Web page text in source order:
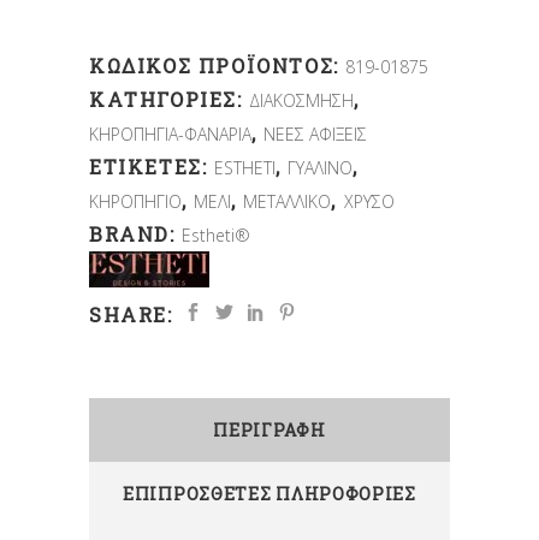
ΚΩΔΙΚΌΣ ΠΡΟΪΌΝΤΟΣ: 819-01875
ΚΑΤΗΓΟΡΊΕΣ: ΔΙΑΚΟΣΜΗΣΗ,
ΚΗΡΟΠΗΓΙΑ-ΦΑΝΑΡΙΑ, ΝΕΕΣ ΑΦΙΞΕΙΣ
ΕΤΙΚΈΤΕΣ: ESTHETI, ΓΥΑΛΙΝΟ,
ΚΗΡΟΠΗΓΙΟ, ΜΕΛΙ, ΜΕΤΑΛΛΙΚΟ, ΧΡΥΣΟ
BRAND: Estheti®
SHARE:
ΠΕΡΙΓΡΑΦΉ
ΕΠΙΠΡΌΣΘΕΤΕΣ ΠΛΗΡΟΦΟΡΊΕΣ